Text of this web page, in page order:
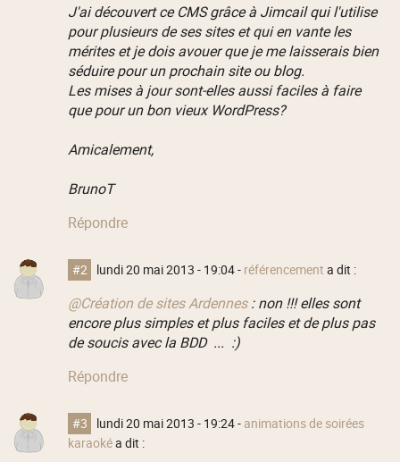
J'ai découvert ce CMS grâce à Jimcail qui l'utilise
pour plusieurs de ses sites et qui en vante les
mérites et je dois avouer que je me laisserais bien
séduire pour un prochain site ou blog.
Les mises à jour sont-elles aussi faciles à faire
que pour un bon vieux WordPress?
Amicalement,
BrunoT
Répondre
#2 lundi 20 mai 2013 - 19:04- référencement a dit :
@Création de sites Ardennes: non !!! elles sont
encore plus simples et plus faciles et de plus pas
de soucis avec la BDD ... :)
Répondre
#3 lundi 20 mai 2013 - 19:24- animations de soirées
karaokéa dit :